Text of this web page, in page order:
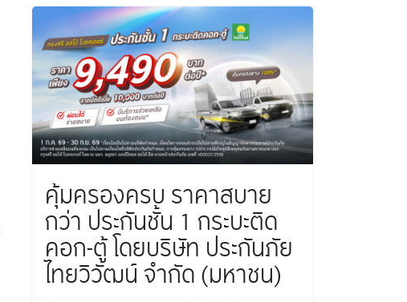
คุ้มครองครบ ราคาสบาย
กว่า ประกันชั้น 1 กระบะติด
คอก-ตู้ โดยบริษัท ประกันภัย
ไทยวิวัฒน์ จำกัด (มหาชน)